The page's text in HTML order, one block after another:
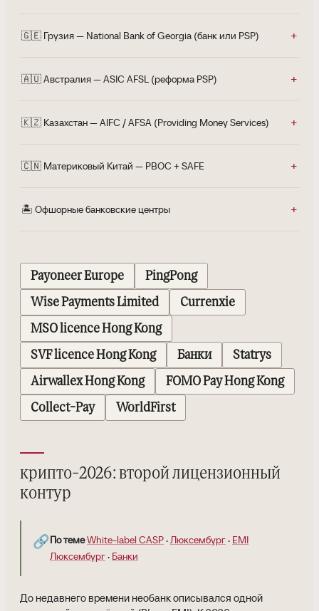
🇬🇪 Грузия — National Bank of Georgia (банк или PSP)
🇦🇺 Австралия — ASIC AFSL (реформа PSP)
🇰🇿 Казахстан — AIFC / AFSA (Providing Money Services)
🇨🇳 Материковый Китай — PBOC + SAFE
🏝️ Офшорные банковские центры
Payoneer Europe PingPong
Wise Payments Limited Currenxie
MSO licence Hong Kong
SVF licence Hong Kong Банки Statrys
Airwallex Hong Kong FOMO Pay Hong Kong
Collect-Pay WorldFirst
крипто-2026: второй лицензионный
контур
🔗По темеWhite-label CASP·Люксембург· EMI
Люксембург· Банки
До недавнего времени необанк описывался одной